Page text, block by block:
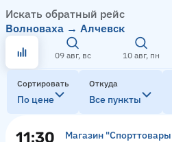
Искать обратный рейс
Волноваха → Алчевск
09 авг, вс 10 авг, пн
Сортировать
По цене
Откуда
Все пункты
11:30
Магазин